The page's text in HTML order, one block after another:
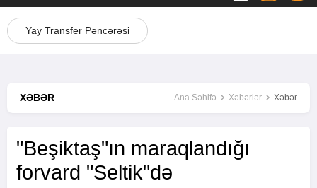
Yay Transfer Pəncərəsi
XƏBƏR Ana Səhifə Xəbərlər Xəbər
"Beşiktaş"ın maraqlandığı
forvard "Seltik"də